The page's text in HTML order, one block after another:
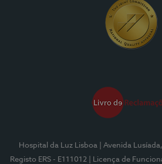
Hospital da Luz Lisboa | Avenida
Registo ERS - E111012
| Licença de